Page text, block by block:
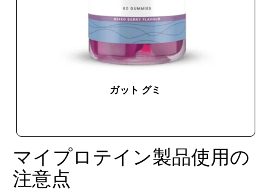
ガット グミ
マイプロテイン製品使用の
注意点